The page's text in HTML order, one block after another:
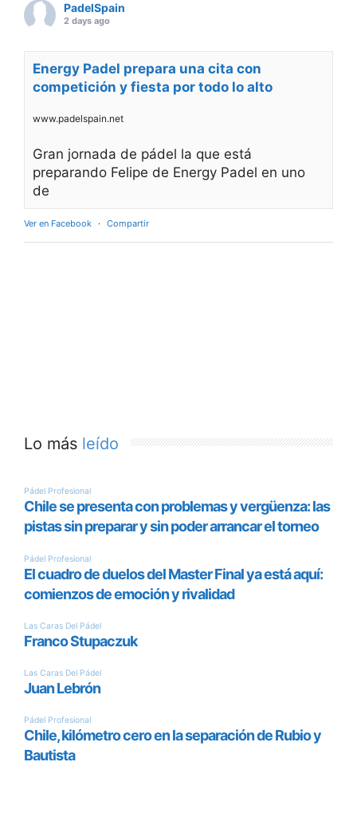
PadelSpain
2 days ago
Energy Padel prepara una cita con
competición y fiesta por todo lo alto
www.padelspain.net
Gran jornada de pádel la que está
preparando Felipe de Energy Padel en uno
de
Ver en Facebook · Compartir
Lo más leído